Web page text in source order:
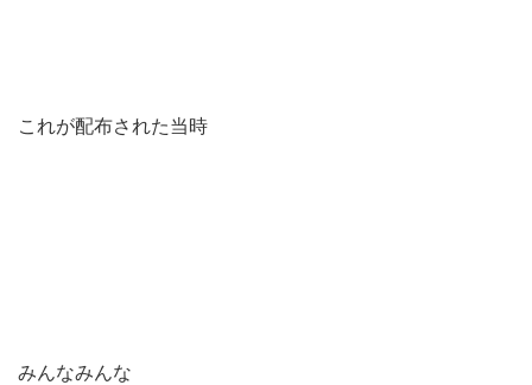
これが配布された当時
みんなみんな